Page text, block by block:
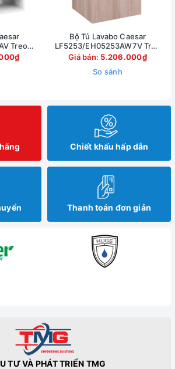
Treo
Bộ Tủ Lavabo Caesar
LF5253/EH05253AW7V Treo
Tường 500x450mm
Giá bán: 5.206.000₫
So sánh
Chiết khấu hấp dẫn
Thanh toán đơn giản
TƯ VÀ PHÁT TRIỂN TMG